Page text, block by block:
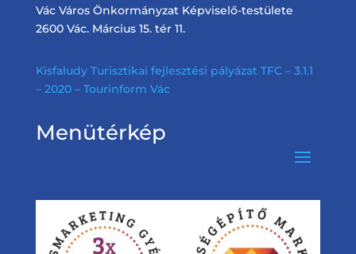
Vác Város Önkormányzat Képviselő-testülete
2600 Vác. Március 15. tér 11.
Kisfaludy Turisztikai fejlesztési pályázat TFC – 3.1.1
– 2020 – Tourinform Vác
Menütérkép